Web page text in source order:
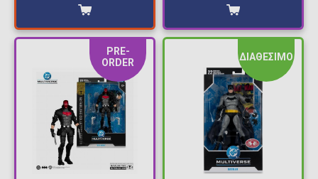
PRE-
ORDER
ΔΙΑΘΕΣΙΜΟ